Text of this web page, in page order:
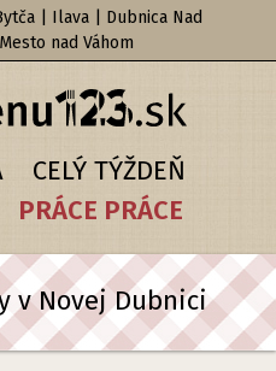
Ilava
Dubnica Nad
nad Váhom
CELÝ TÝŽDEŇ
PRÁCE PRÁCE
v Novej Dubnici